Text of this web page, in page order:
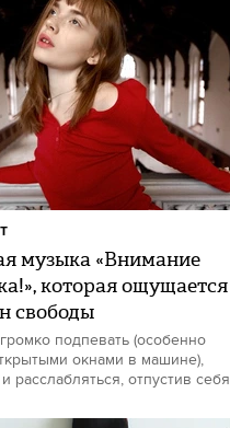
музыка «Внимание
которая ощущается
свободы
подпевать (особенно
окнами в машине),
расслабляться, отпустив себя